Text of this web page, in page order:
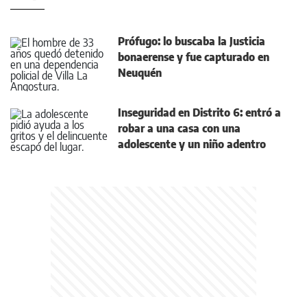
Prófugo: lo buscaba la Justicia
bonaerense y fue capturado en
Neuquén
Inseguridad en Distrito 6: entró a
robar a una casa con una
adolescente y un niño adentro